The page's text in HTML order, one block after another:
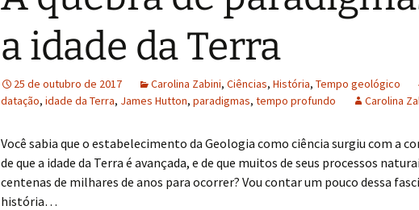
a idade da Terra
25 de outubro de 2017 Carolina Zabini, Ciências, História, Tempo geológico
datação, idade da Terra, James Hutton, paradigmas, tempo profundo Carolina
Você sabia que o estabelecimento da Geologia como ciência surgiu com a
de que a idade da Terra é avançada, e de que muitos de seus processos
centenas de milhares de anos para ocorrer? Vou contar um pouco dessa
história…